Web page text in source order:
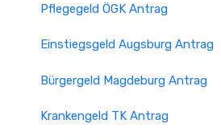
Pflegegeld ÖGK Antrag
Einstiegsgeld Augsburg Antrag
Bürgergeld Magdeburg Antrag
Krankengeld TK Antrag